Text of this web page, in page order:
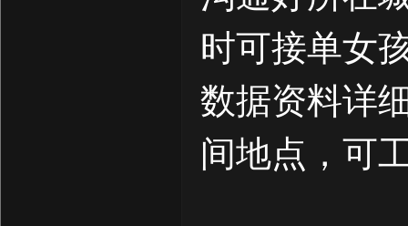
时可接单女
数据资料详
间地点，可